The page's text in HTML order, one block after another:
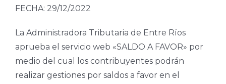
FECHA: 29/12/2022
La Administradora Tributaria de Entre Ríos
aprueba el servicio web «SALDO A FAVOR» por
medio del cual los contribuyentes podrán
realizar gestiones por saldos a favor en el